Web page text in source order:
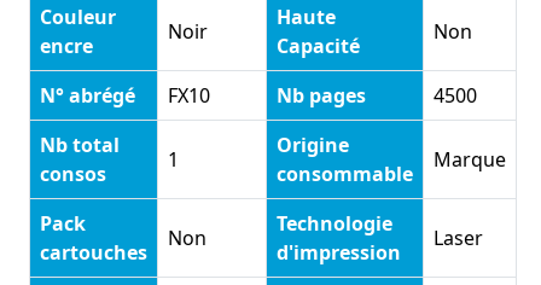
Couleur
encre
Noir
Haute
Capacité
Non
N° abrégé FX10 Nb pages
4500
Nb total
consos
1
Origine
consommable
Marque
Pack
cartouches
Non
Technologie
d'impression
Laser